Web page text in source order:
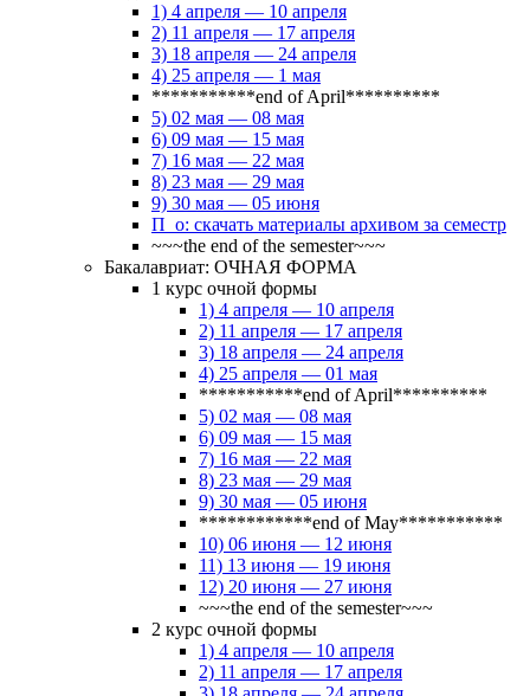
1) 4 апреля — 10 апреля
2) 11 апреля — 17 апреля
3) 18 апреля — 24 апреля
4) 25 апреля — 1 мая
***********end of April**********
5) 02 мая — 08 мая
6) 09 мая — 15 мая
7) 16 мая — 22 мая
8) 23 мая — 29 мая
9) 30 мая — 05 июня
П_о: скачать материалы архивом за семестр
~~~the end of the semester~~~
Бакалавриат: ОЧНАЯ ФОРМА
1 курс очной формы
1) 4 апреля — 10 апреля
2) 11 апреля — 17 апреля
3) 18 апреля — 24 апреля
4) 25 апреля — 01 мая
***********end of April**********
5) 02 мая — 08 мая
6) 09 мая — 15 мая
7) 16 мая — 22 мая
8) 23 мая — 29 мая
9) 30 мая — 05 июня
************end of May***********
10) 06 июня — 12 июня
11) 13 июня — 19 июня
12) 20 июня — 27 июня
~~~the end of the semester~~~
2 курс очной формы
1) 4 апреля — 10 апреля
2) 11 апреля — 17 апреля